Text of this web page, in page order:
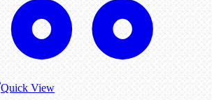
Quick View